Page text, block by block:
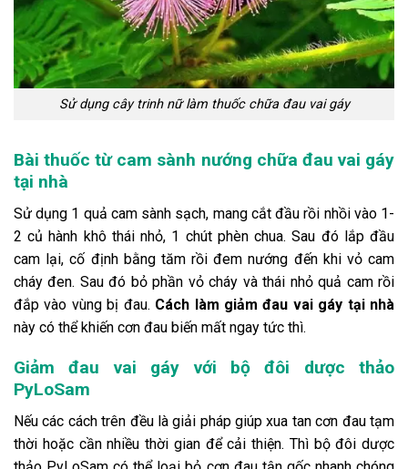
Sử dụng cây trinh nữ làm thuốc chữa đau vai gáy
Bài thuốc từ cam sành nướng chữa đau vai gáy
tại nhà
Sử dụng 1 quả cam sành sạch, mang cắt đầu rồi nhồi vào 1-
2 củ hành khô thái nhỏ, 1 chút phèn chua. Sau đó lắp đầu
cam lại, cố định bằng tăm rồi đem nướng đến khi vỏ cam
cháy đen. Sau đó bỏ phần vỏ cháy và thái nhỏ quả cam rồi
đắp vào vùng bị đau. Cách làm giảm đau vai gáy tại nhà
này có thể khiến cơn đau biến mất ngay tức thì.
Giảm đau vai gáy với bộ đôi dược thảo
PyLoSam
Nếu các cách trên đều là giải pháp giúp xua tan cơn đau tạm
thời hoặc cần nhiều thời gian để cải thiện. Thì bộ đôi dược